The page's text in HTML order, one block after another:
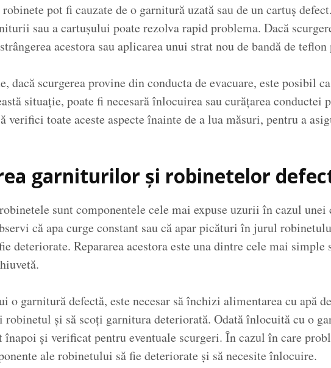
pot fi cauzate de o garnitură uzată sau de un cartuș
sau a cartușului poate rezolva rapid problema. Dacă
acestora sau aplicarea unui strat nou de bandă de
dacă scurgerea provine din conducta de evacuare, este posibil
situație, poate fi necesară înlocuirea sau curățarea conductei
verifici toate aceste aspecte înainte de a lua măsuri, pentru a
garniturilor și robinetelor
sunt componentele cele mai expuse uzurii în cazul unei
că apa curge constant sau că apar picături în jurul
deteriorate. Repararea acestora este una dintre cele mai
o garnitură defectă, este necesar să închizi alimentarea cu apă
robinetul și să scoți garnitura deteriorată. Odată înlocuită cu o
înapoi și verificat pentru eventuale scurgeri. În cazul în care
ale robinetului să fie deteriorate și să necesite înlocuire.